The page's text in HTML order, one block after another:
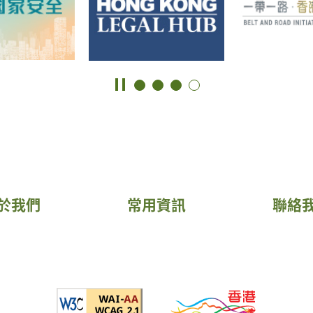
我們 常用資訊 聯絡